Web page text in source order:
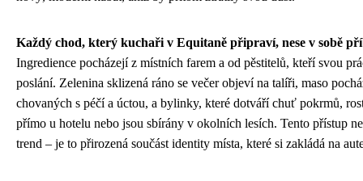
Každý chod, který kuchaři v Equitaně připraví, nese v sobě
Ingredience pocházejí z místních farem a od pěstitelů, kteří svou
poslání. Zelenina sklizená ráno se večer objeví na talíři, maso
chovaných s péčí a úctou, a bylinky, které dotváří chuť pokrmů,
přímo u hotelu nebo jsou sbírány v okolních lesích. Tento přístup
trend – je to přirozená součást identity místa, které si zakládá na